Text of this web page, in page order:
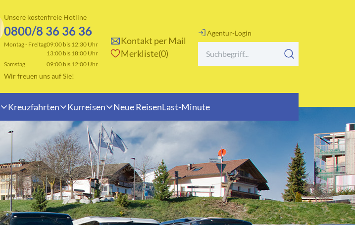
Unsere kostenfreie Hotline
0800/8 36 36 36
Montag - Freitag09:00 bis 12:30 Uhr
13:00 bis 18:00 Uhr
Samstag
09:00 bis 12:00 Uhr
Wir freuen uns auf Sie!
Kontakt per Mail
Merkliste 0
Agentur-Login
Kreuzfahrten Kurreisen Neue ReisenLast-Minute
Reisearten
Adventsreisen
Badeurlaub
Fahrten ins Blaue
Osterreisen
Rundreisen
Saisonabschluss
Tagesfahrten
Themen- und Musikreisen
Urlaubs- und Erlebnisreisen
Urlaubstransfer
Weihnachtsreisen
Winterreisen